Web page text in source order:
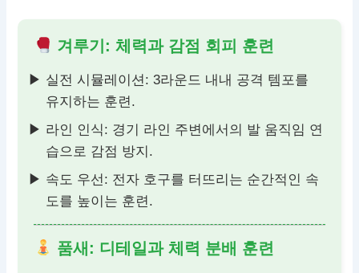
겨루기: 체력과 감점 회피 훈련
실전 시뮬레이션: 3라운드 내내 공격 템포를
유지하는 훈련.
라인 인식: 경기 라인 주변에서의 발 움직임 연
습으로 감점 방지.
속도 우선: 전자 호구를 터뜨리는 순간적인 속
도를 높이는 훈련.
품새: 디테일과 체력 분배 훈련